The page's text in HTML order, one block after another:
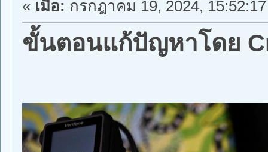
« เมื่อ: กรกฎาคม 19, 2024,
ขั้นตอนแก้ปัญหาโดย